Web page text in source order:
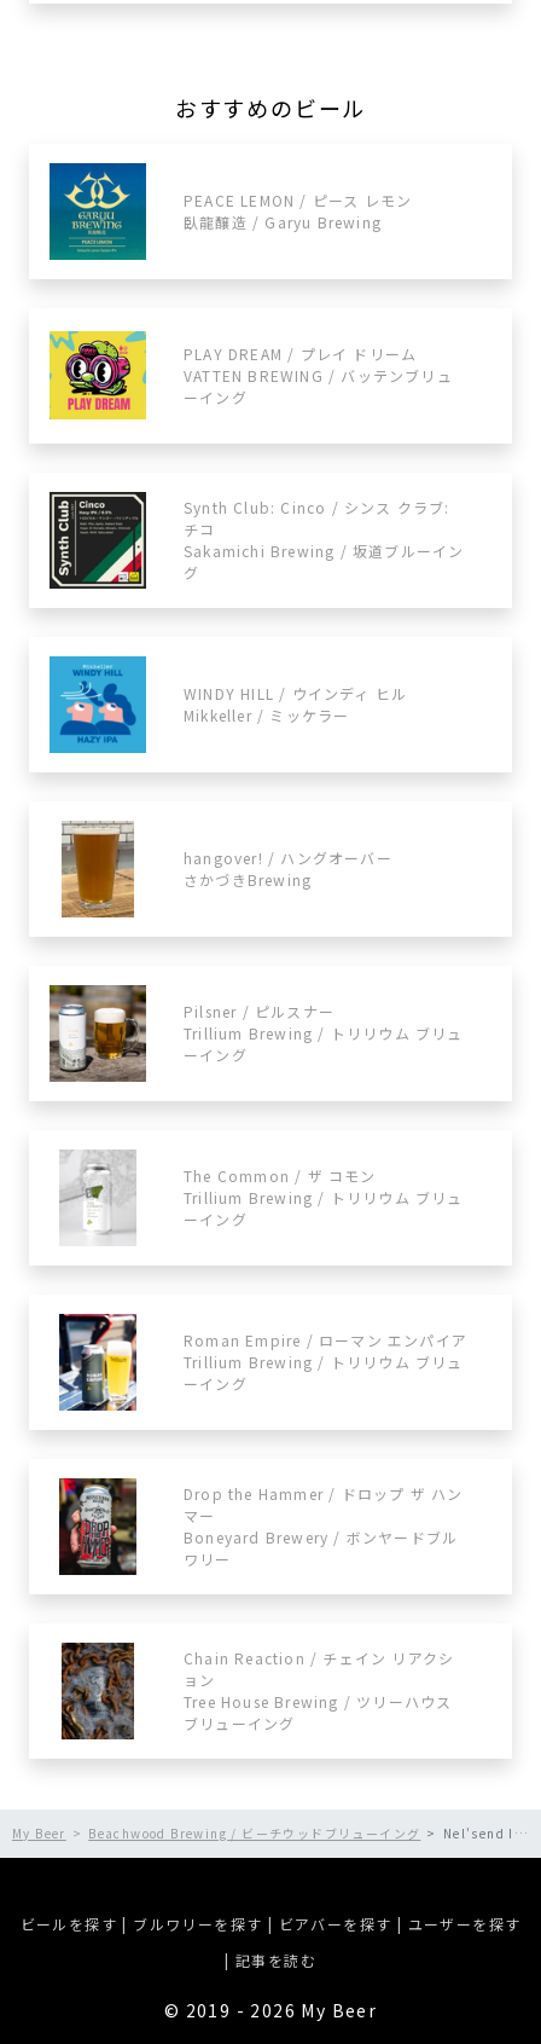
おすすめのビール
PEACE LEMON / ピース レモン
臥龍醸造 / Garyu Brewing
PLAY DREAM / プレイ ドリーム
VATTEN BREWING / バッテンブリュ
ーイング
Synth Club: Cinco / シンス クラブ:
チコ
Sakamichi Brewing / 坂道ブルーイン
グ
WINDY HILL / ウインディ ヒル
Mikkeller / ミッケラー
hangover! / ハングオーバー
さかづきBrewing
Pilsner / ピルスナー
Trillium Brewing / トリリウム ブリュ
ーイング
The Common / ザ コモン
Trillium Brewing / トリリウム ブリュ
ーイング
Roman Empire / ローマン エンパイア
Trillium Brewing / トリリウム ブリュ
ーイング
Drop the Hammer / ドロップ ザ ハン
マー
Boneyard Brewery / ボンヤードブル
ワリー
Chain Reaction / チェイン リアクシ
ョン
Tree House Brewing / ツリーハウス
ブリューイング
My Beer Beachwood Brewing / ビーチウッドブリューイング Nel'send It / ネルセンド イット
ビールを探す | ブルワリーを探す | ビアバーを探す | ユーザーを探す
| 記事を読む
©︎ 2019 - 2026 My Beer